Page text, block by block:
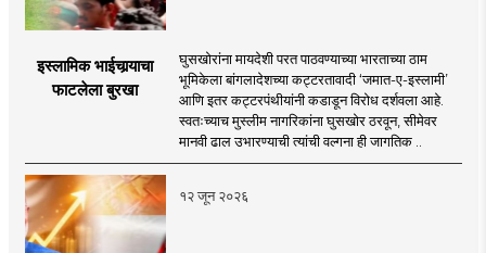
इस्लामिक भाईचार्‍याचा
फाटलेला बुरखा
घुसखोरांना मायदेशी परत पाठवण्याच्या भारताच्या ठाम
भूमिकेला बांगलादेशच्या कट्टरतावादी ‘जमात-ए-इस्लामी’
आणि इतर कट्टरपंथीयांनी कडाडून विरोध दर्शवला आहे.
स्वतःच्याच मुस्लीम नागरिकांना घुसखोर ठरवून, सीमेवर
मानवी ढाल उभारण्याची त्यांची वल्गना ही जागतिक ..
१२ जून २०२६